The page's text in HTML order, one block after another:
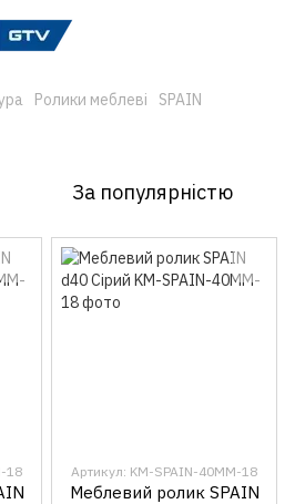
Ролики меблеві SPAIN
За популярністю
18 Артикул: KM-SPAIN-40MM-18
Меблевий ролик SPAIN